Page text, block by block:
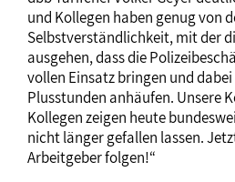
und Kollegen haben genug von
Selbstverständlichkeit, mit der
ausgehen, dass die
vollen Einsatz bringen und
Plusstunden anhäufen. Unsere
Kollegen zeigen heute
nicht länger gefallen lassen.
Arbeitgeber folgen!“